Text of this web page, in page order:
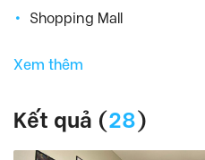
Pent Studio Tay Ho
Shopping Mall
Xem thêm
Kết quả (28)